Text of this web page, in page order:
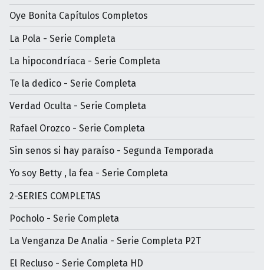
Oye Bonita Capítulos Completos
La Pola - Serie Completa
La hipocondríaca - Serie Completa
Te la dedico - Serie Completa
Verdad Oculta - Serie Completa
Rafael Orozco - Serie Completa
Sin senos si hay paraíso - Segunda Temporada
Yo soy Betty , la fea - Serie Completa
2-SERIES COMPLETAS
Pocholo - Serie Completa
La Venganza De Analia - Serie Completa P2T
El Recluso - Serie Completa HD